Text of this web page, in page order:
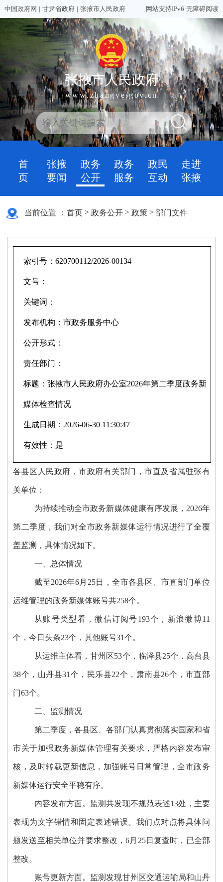
中国政府网 | 甘肃省政府 | 张掖市人民政府 网站支持IPv6 无障碍阅读
张掖市人民政府
www.zhangye.gov.cn
首
页
张掖
要闻
政务
公开
政务
服务
政民
互动
走进
张掖
当前位置 ： 首页 >政务公开 >政策 >部门文件
索引号：620700112/2026-00134
文号：
关键词：
发布机构：市政务服务中心
公开形式：
责任部门：
标题：张掖市人民政府办公室2026年第二季度政务新
媒体检查情况
生成日期： 2026-06-30 11:30:47
有效性： 是
各县区人民政府，市政府有关部门，市直及省属驻张有
关单位：
为持续推动全市政务新媒体健康有序发展，2026年
第二季度，我们对全市政务新媒体运行情况进行了全覆
盖监测，具体情况如下。
一、总体情况
截至2026年6月25日，全市各县区、市直部门单位
运维管理的政务新媒体账号共258个。
从账号类型看，微信订阅号193个，新浪微博11
个，今日头条23个，其他账号31个。
从运维主体看，甘州区53个，临泽县25个，高台县
38个，山丹县31个，民乐县22个，肃南县26个，市直部
门63个。
二、监测情况
第二季度，各县区、各部门认真贯彻落实国家和省
市关于加强政务新媒体管理有关要求，严格内容发布审
核，及时转载更新信息，加强账号日常管理，全市政务
新媒体运行安全平稳有序。
内容发布方面。 监测共发现不规范表述13处，主要
表现为文字错情和固定表述错误。我们点对点将具体问
题发送至相关单位并要求整改，6月25日复查时，已全部
整改。
账号更新方面。 监测发现甘州区交通运输局和山丹